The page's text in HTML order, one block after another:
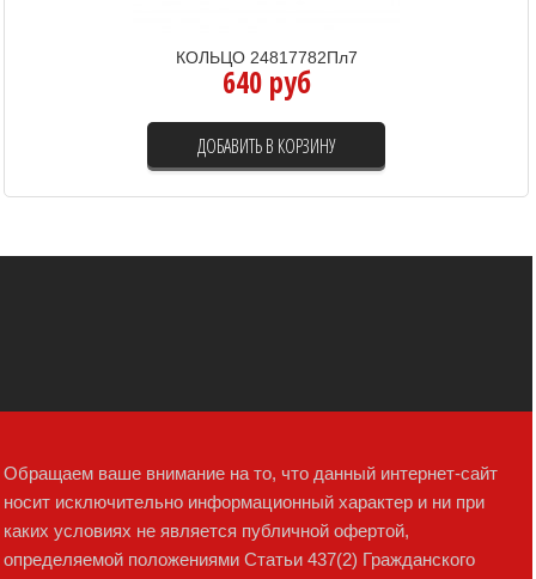
КОЛЬЦО 24817782Пл7
640 руб
ДОБАВИТЬ В КОРЗИНУ
Обращаем ваше внимание на то, что данный интернет-сайт
носит исключительно информационный характер и ни при
каких условиях не является публичной офертой,
определяемой положениями Статьи 437(2) Гражданского